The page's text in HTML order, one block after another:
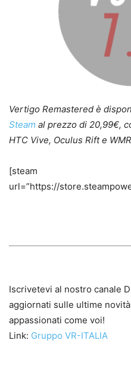
Vertigo Remastered è
Steam al prezzo di 20,99€,
HTC Vive, Oculus Rift e
[steam
url=”https://
Iscrivetevi al nostro canale
aggiornati sulle ultime
appassionati come voi!
Link: Gruppo VR-ITALIA